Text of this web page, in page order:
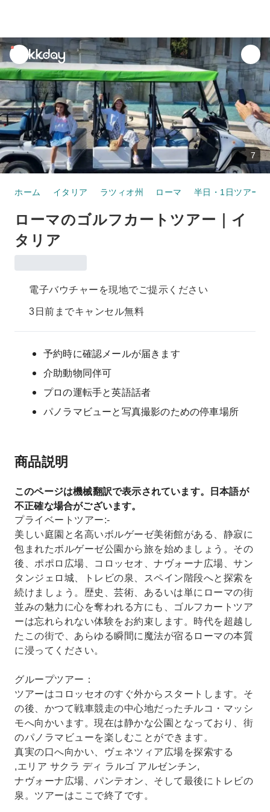
unread
notifications
7
ホーム イタリア ラツィオ州 ローマ 半日・1日ツアー
ローマのゴルフカートツアー｜イ
タリア
電子バウチャーを現地でご提示ください
3日前までキャンセル無料
予約時に確認メールが届きます
介助動物同伴可
プロの運転手と英語話者
パノラマビューと写真撮影のための停車場所
商品説明
このページは機械翻訳で表示されています。日本語が
不正確な場合がございます。
プライベートツアー:-
美しい庭園と名高いボルゲーゼ美術館がある、静寂に
包まれたボルゲーゼ公園から旅を始めましょう。その
後、ポポロ広場、コロッセオ、ナヴォーナ広場、サン
タンジェロ城、トレビの泉、スペイン階段へと探索を
続けましょう。歴史、芸術、あるいは単にローマの街
並みの魅力に心を奪われる方にも、ゴルフカートツア
ーは忘れられない体験をお約束します。時代を超越し
たこの街で、あらゆる瞬間に魔法が宿るローマの本質
に浸ってください。
グループツアー：
ツアーはコロッセオのすぐ外からスタートします。そ
の後、かつて戦車競走の中心地だったチルコ・マッシ
モへ向かいます。現在は静かな公園となっており、街
のパノラマビューを楽しむことができます。
真実の口へ向かい、ヴェネツィア広場を探索する
,エリア サクラ ディ ラルゴ アルゼンチン,
ナヴォーナ広場、パンテオン、そして最後にトレビの
泉。ツアーはここで終了です。